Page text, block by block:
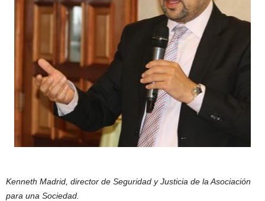
Kenneth Madrid, director de Seguridad y Justicia de la Asociación
para una Sociedad.